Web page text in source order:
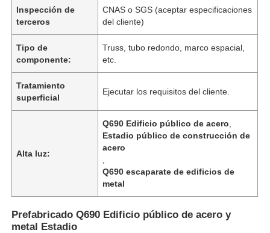
Inicio
Videos
Inspección de
terceros
CNAS o SGS (aceptar especificaciones
del cliente)
Tipo de
componente:
Truss, tubo redondo, marco espacial,
etc.
Tratamiento
superficial
Ejecutar los requisitos del cliente.
Alta luz:
Q690 Edificio público de acero
Estadio público de construcción de
acero
Q690 escaparate de edificios de
metal
Prefabricado Q690 Edificio público de acero y
metal Estadio